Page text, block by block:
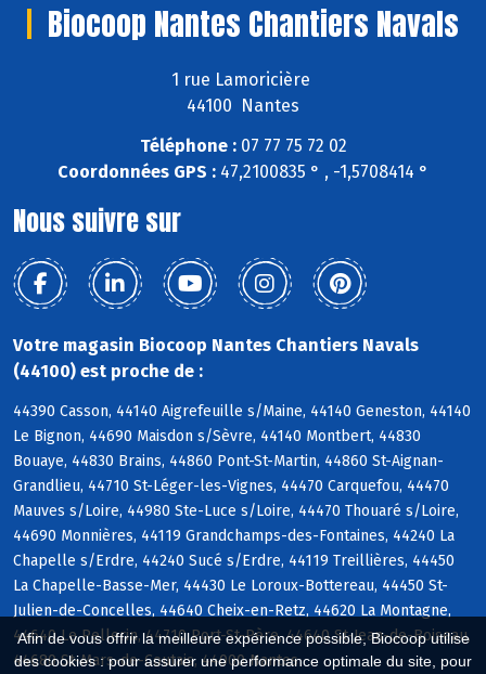
Afin de vous offrir la meilleure expérience possible, Biocoop utilise
des cookies : pour assurer une performance optimale du site, pour
Biocoop Nantes Chantiers Navals
1 rue Lamoricière
44100 Nantes
Téléphone :07 77 75 72 02
Coordonnées GPS : 47,2100835 ° , -1,5708414 °
Nous suivre sur
Votre magasin Biocoop Nantes Chantiers Navals
(44100) est proche de :
44390 Casson, 44140 Aigrefeuille s/Maine, 44140 Geneston, 44140
Le Bignon, 44690 Maisdon s/Sèvre, 44140 Montbert, 44830
Bouaye, 44830 Brains, 44860 Pont-St-Martin, 44860 St-Aignan-
Grandlieu, 44710 St-Léger-les-Vignes, 44470 Carquefou, 44470
Mauves s/Loire, 44980 Ste-Luce s/Loire, 44470 Thouaré s/Loire,
44690 Monnières, 44119 Grandchamps-des-Fontaines, 44240 La
Chapelle s/Erdre, 44240 Sucé s/Erdre, 44119 Treillières, 44450
La Chapelle-Basse-Mer, 44430 Le Loroux-Bottereau, 44450 St-
Julien-de-Concelles, 44640 Cheix-en-Retz, 44620 La Montagne,
44640 Le Pellerin, 44710 Port-St-Père, 44640 St-Jean-de-Boiseau,
44680 St-Mars-de-Coutais, 44000 Nantes